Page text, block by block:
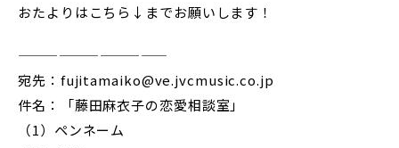
おたよりはこちら↓までお願いします！
———————————
宛先：fujitamaiko@ve.jvcmusic.co.jp
件名：「藤田麻衣子の恋愛相談室」
（1）ペンネーム